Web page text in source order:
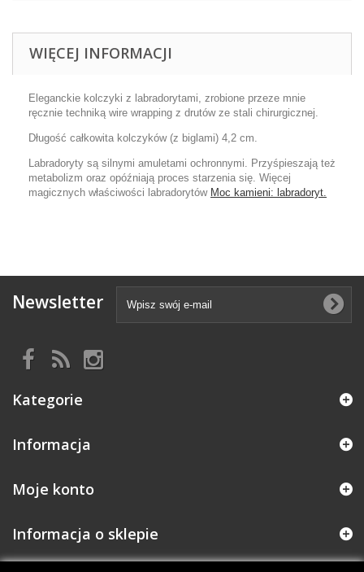
WIĘCEJ INFORMACJI
Eleganckie kolczyki z labradorytami, zrobione przeze mnie
ręcznie techniką wire wrapping z drutów ze stali chirurgicznej.
Długość całkowita kolczyków (z biglami) 4,2 cm.
Labradoryty są silnymi amuletami ochronnymi. Przyśpieszają też
metabolizm oraz opóźniają proces starzenia się. Więcej
magicznych właściwości labradorytów Moc kamieni: labradoryt.
Newsletter
Kategorie
Informacja
Moje konto
Informacja o sklepie